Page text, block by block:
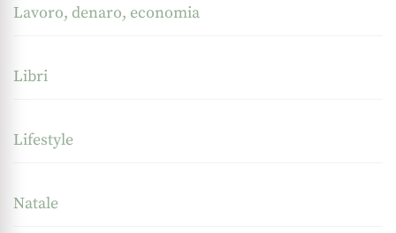
Lavoro, denaro, economia
Libri
Lifestyle
Natale